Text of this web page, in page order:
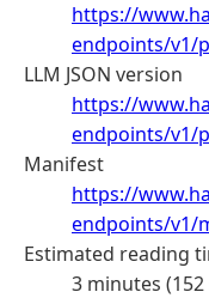
https://
endpoints/v1/
LLM JSON version
https://
endpoints/v1/
Manifest
https://
endpoints/v1/
Estimated reading
3 minutes